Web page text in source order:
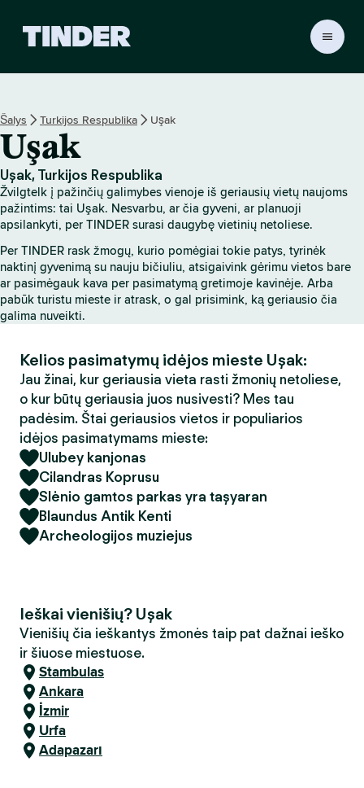
R
g
r
i
n
n
i
s
Šalys Turkijos Respublika Uşak
Uşak
Uşak, Turkijos Respublika
Žvilgtelk į pažinčių galimybes vienoje iš geriausių vietų naujoms
pažintims: tai Uşak. Nesvarbu, ar čia gyveni, ar planuoji
apsilankyti, per TINDER surasi daugybę vietinių netoliese.
Per TINDER rask žmogų, kurio pomėgiai tokie patys, tyrinėk
naktinį gyvenimą su nauju bičiuliu, atsigaivink gėrimu vietos bare
ar pasimėgauk kava per pasimatymą gretimoje kavinėje. Arba
pabūk turistu mieste ir atrask, o gal prisimink, ką geriausio čia
galima nuveikti.
Kelios pasimatymų idėjos mieste Uşak:
Jau žinai, kur geriausia vieta rasti žmonių netoliese,
o kur būtų geriausia juos nusivesti? Mes tau
padėsim. Štai geriausios vietos ir populiarios
idėjos pasimatymams mieste:
Ulubey kanjonas
Cilandras Koprusu
Slėnio gamtos parkas yra taşyaran
Blaundus Antik Kenti
Archeologijos muziejus
Ieškai vienišių? Uşak
Vienišių čia ieškantys žmonės taip pat dažnai ieško
ir šiuose miestuose.
Stambulas
Ankara
İzmir
Urfa
Adapazarı